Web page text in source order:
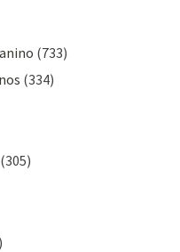
(733)
(334)
(305)